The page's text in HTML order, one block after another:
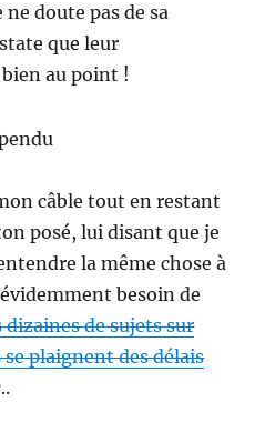
ne doute pas de sa
que leur
au point !
câble tout en restant
posé, lui disant que je
la même chose à
besoin de
dizaines de sujets sur
plaignent des délais